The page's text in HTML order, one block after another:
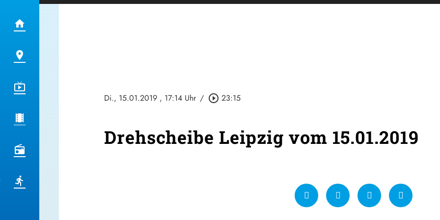
Di., 15.01.2019 , 17:14 Uhr / play_circle_outline 23:15
Drehscheibe Leipzig vom 15.01.2019